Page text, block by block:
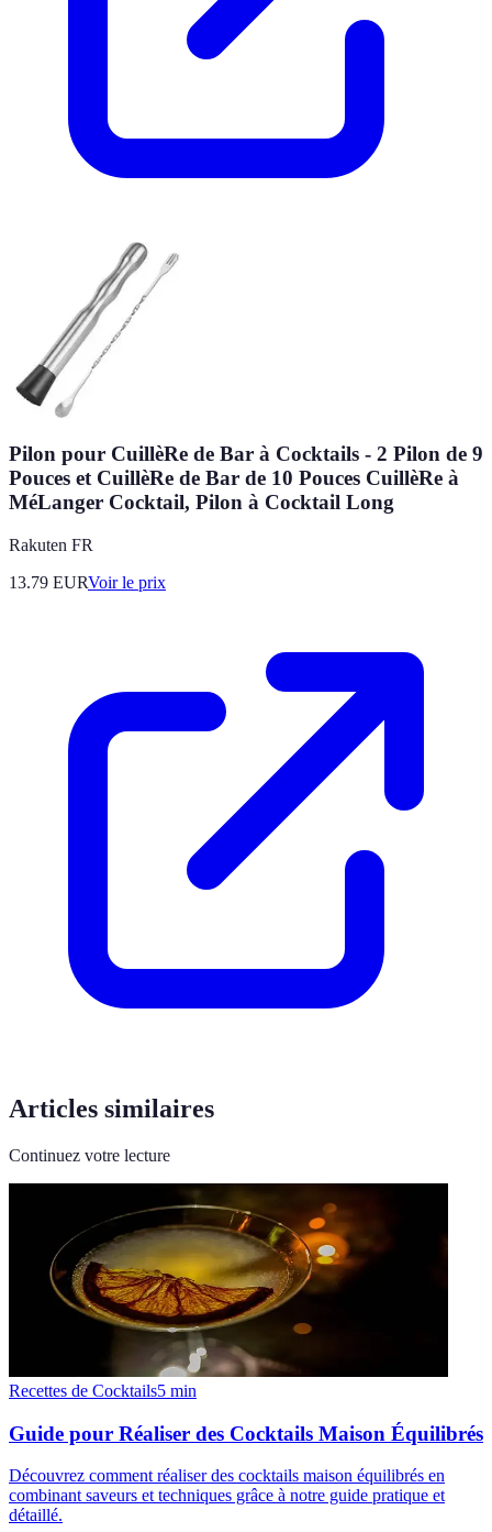
Pilon pour CuillèRe de Bar à Cocktails - 2 Pilon de 9
Pouces et CuillèRe de Bar de 10 Pouces CuillèRe à
MéLanger Cocktail, Pilon à Cocktail Long
Rakuten FR
13.79 EURVoir le prix
Articles similaires
Continuez votre lecture
Recettes de Cocktails5 min
Guide pour Réaliser des Cocktails Maison Équilibrés
Découvrez comment réaliser des cocktails maison équilibrés en
combinant saveurs et techniques grâce à notre guide pratique et
détaillé.